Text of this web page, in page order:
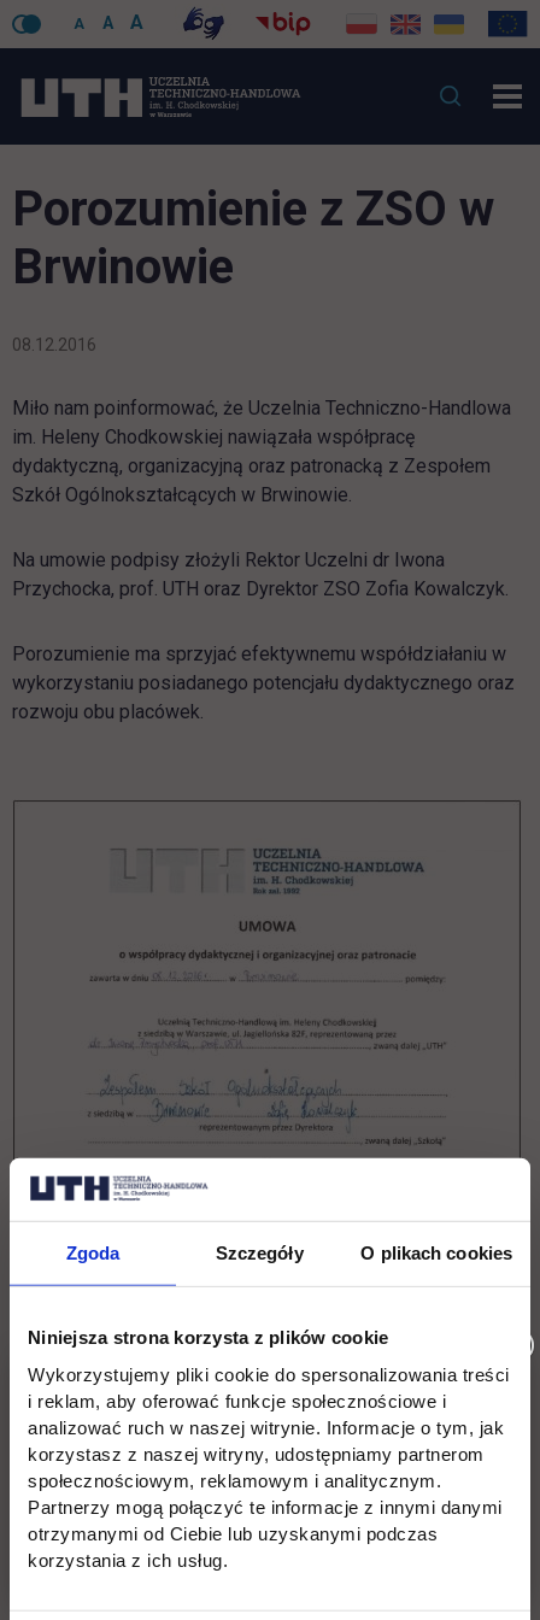
Zgoda Szczegóły O plikach cookies
Niniejsza strona korzysta z plików cookie
Wykorzystujemy pliki cookie do spersonalizowania treści
i reklam, aby oferować funkcje społecznościowe i
analizować ruch w naszej witrynie. Informacje o tym, jak
korzystasz z naszej witryny, udostępniamy partnerom
społecznościowym, reklamowym i analitycznym.
Partnerzy mogą połączyć te informacje z innymi danymi
otrzymanymi od Ciebie lub uzyskanymi podczas
korzystania z ich usług.
A A A
Porozumienie z ZSO w
Brwinowie
08.12.2016
Miło nam poinformować, że Uczelnia Techniczno-Handlowa
im. Heleny Chodkowskiej nawiązała współpracę
dydaktyczną, organizacyjną oraz patronacką z Zespołem
Szkół Ogólnokształcących w Brwinowie.
Na umowie podpisy złożyli Rektor Uczelni dr Iwona
Przychocka, prof. UTH oraz Dyrektor ZSO Zofia Kowalczyk.
Porozumienie ma sprzyjać efektywnemu współdziałaniu w
wykorzystaniu posiadanego potencjału dydaktycznego oraz
rozwoju obu placówek.